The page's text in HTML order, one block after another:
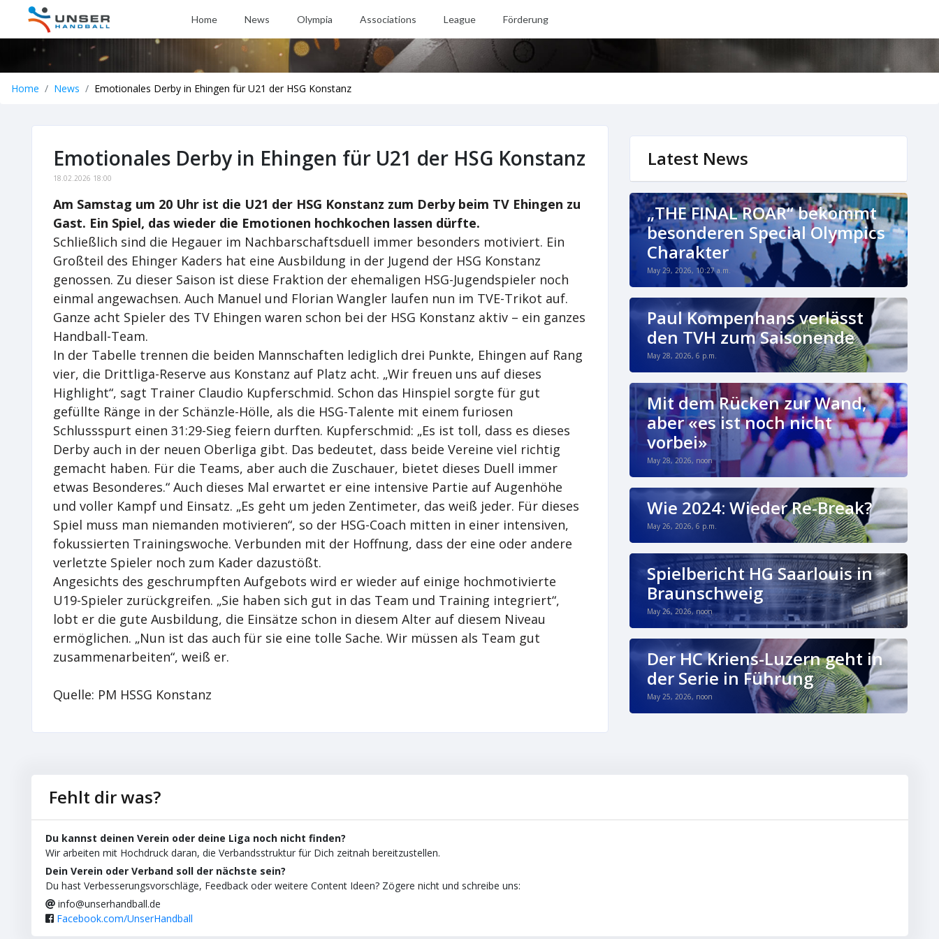
Home News Olympia Associations League Förderung
Home News Emotionales Derby in Ehingen für U21 der HSG Konstanz
Emotionales Derby in Ehingen für U21 der HSG Konstanz
18.02.2026 18:00
Am Samstag um 20 Uhr ist die U21 der HSG Konstanz zum Derby beim TV Ehingen zu
Gast. Ein Spiel, das wieder die Emotionen hochkochen lassen dürfte.
Schließlich sind die Hegauer im Nachbarschaftsduell immer besonders motiviert. Ein
Großteil des Ehinger Kaders hat eine Ausbildung in der Jugend der HSG Konstanz
genossen. Zu dieser Saison ist diese Fraktion der ehemaligen HSG-Jugendspieler noch
einmal angewachsen. Auch Manuel und Florian Wangler laufen nun im TVE-Trikot auf.
Ganze acht Spieler des TV Ehingen waren schon bei der HSG Konstanz aktiv – ein ganzes
Handball-Team.
In der Tabelle trennen die beiden Mannschaften lediglich drei Punkte, Ehingen auf Rang
vier, die Drittliga-Reserve aus Konstanz auf Platz acht. „Wir freuen uns auf dieses
Highlight“, sagt Trainer Claudio Kupferschmid. Schon das Hinspiel sorgte für gut
gefüllte Ränge in der Schänzle-Hölle, als die HSG-Talente mit einem furiosen
Schlussspurt einen 31:29-Sieg feiern durften. Kupferschmid: „Es ist toll, dass es dieses
Derby auch in der neuen Oberliga gibt. Das bedeutet, dass beide Vereine viel richtig
gemacht haben. Für die Teams, aber auch die Zuschauer, bietet dieses Duell immer
etwas Besonderes.“ Auch dieses Mal erwartet er eine intensive Partie auf Augenhöhe
und voller Kampf und Einsatz. „Es geht um jeden Zentimeter, das weiß jeder. Für dieses
Spiel muss man niemanden motivieren“, so der HSG-Coach mitten in einer intensiven,
fokussierten Trainingswoche. Verbunden mit der Hoffnung, dass der eine oder andere
verletzte Spieler noch zum Kader dazustößt.
Angesichts des geschrumpften Aufgebots wird er wieder auf einige hochmotivierte
U19-Spieler zurückgreifen. „Sie haben sich gut in das Team und Training integriert“,
lobt er die gute Ausbildung, die Einsätze schon in diesem Alter auf diesem Niveau
ermöglichen. „Nun ist das auch für sie eine tolle Sache. Wir müssen als Team gut
zusammenarbeiten“, weiß er.
Quelle: PM HSSG Konstanz
Latest News
„THE FINAL ROAR“ bekommt
besonderen Special Olympics
Charakter
May 29, 2026, 10:27 a.m.
Paul Kompenhans verlässt
den TVH zum Saisonende
May 28, 2026, 6 p.m.
Mit dem Rücken zur Wand,
aber «es ist noch nicht
vorbei»
May 28, 2026, noon
Wie 2024: Wieder Re-Break?
May 26, 2026, 6 p.m.
Spielbericht HG Saarlouis in
Braunschweig
May 26, 2026, noon
Der HC Kriens-Luzern geht in
der Serie in Führung
May 25, 2026, noon
Fehlt dir was?
Du kannst deinen Verein oder deine Liga noch nicht finden?
Wir arbeiten mit Hochdruck daran, die Verbandsstruktur für Dich zeitnah bereitzustellen.
Dein Verein oder Verband soll der nächste sein?
Du hast Verbesserungsvorschläge, Feedback oder weitere Content Ideen? Zögere nicht und schreibe uns:
info@unserhandball.de
Facebook.com/UnserHandball